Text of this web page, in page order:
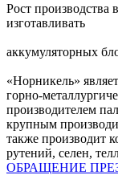
Рост производства
изготавливать
аккумуляторных
«Норникель»
горно-
производителем
крупным
также производит
рутений, селен,
ОБРАЩЕНИЕ